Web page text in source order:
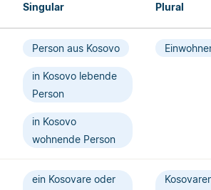
Singular Plural
Person aus Kosovo
in Kosovo lebende
Person
in Kosovo
wohnende Person
ein Kosovare oder